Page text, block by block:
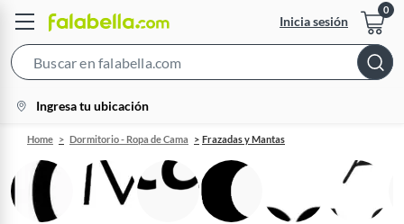
Inicia sesión
Bar
location-
icon
Ingresa tu ubicación
Home Dormitorio - Ropa de Cama Frazadas y Mantas